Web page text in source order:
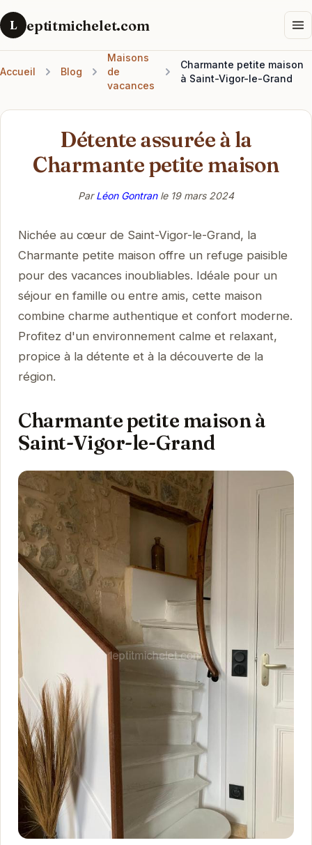
L eptitmichelet.com
Accueil Blog
Maisons
de
vacances
Charmante petite maison
à Saint-Vigor-le-Grand
Détente assurée à la
Charmante petite maison
ParLéon Gontranle 19 mars 2024
Nichée au cœur de Saint-Vigor-le-Grand, la
Charmante petite maison offre un refuge paisible
pour des vacances inoubliables. Idéale pour un
séjour en famille ou entre amis, cette maison
combine charme authentique et confort moderne.
Profitez d'un environnement calme et relaxant,
propice à la détente et à la découverte de la
région.
Charmante petite maison à
Saint-Vigor-le-Grand